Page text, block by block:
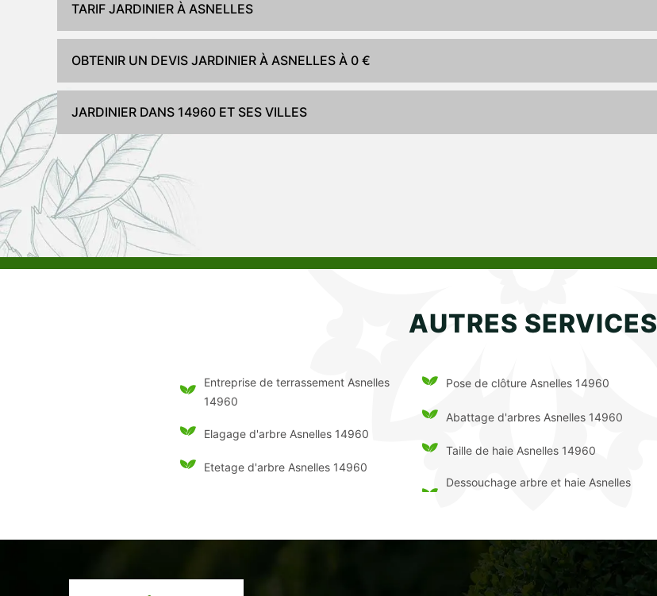
TARIF JARDINIER À ASNELLES
OBTENIR UN DEVIS JARDINIER À ASNELLES À 0 €
JARDINIER DANS 14960 ET SES VILLES
AUTRES SERVICES
Entreprise de terrassement Asnelles
14960
Elagage d'arbre Asnelles 14960
Etetage d'arbre Asnelles 14960
Pose de clôture Asnelles 14960
Abattage d'arbres Asnelles 14960
Taille de haie Asnelles 14960
Dessouchage arbre et haie Asnelles